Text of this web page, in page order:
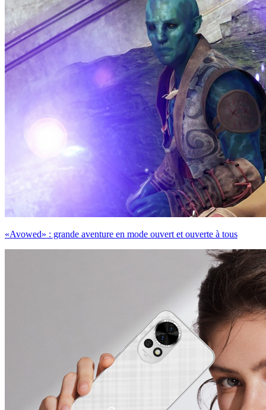
«Avowed» : grande aventure en mode ouvert et ouverte à tous